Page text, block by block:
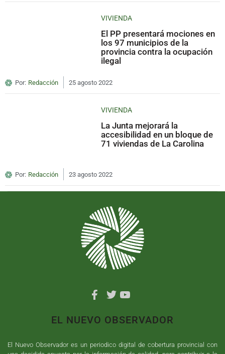
VIVIENDA
El PP presentará mociones en
los 97 municipios de la
provincia contra la ocupación
ilegal
Por: Redacción 25 agosto 2022
VIVIENDA
La Junta mejorará la
accesibilidad en un bloque de
71 viviendas de La Carolina
Por: Redacción 23 agosto 2022
EL NUEVO OBSERVADOR
El Nuevo Observador es un periodico digital de cobertura provincial con